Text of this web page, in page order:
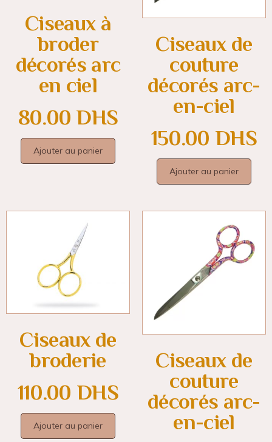
Ciseaux à
broder
décorés arc
en ciel
80.00 DHS
Ajouter au panier
Ciseaux de
couture
décorés arc-
en-ciel
150.00 DHS
Ajouter au panier
Ciseaux de
broderie
110.00 DHS
Ajouter au panier
Ciseaux de
couture
décorés arc-
en-ciel